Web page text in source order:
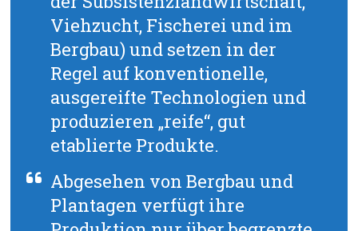
Viehzucht, Fischerei und im
Bergbau) und setzen in der
Regel auf konventionelle,
ausgereifte Technologien und
produzieren „reife“, gut
etablierte Produkte.
Abgesehen von Bergbau und
Plantagen verfügt ihre